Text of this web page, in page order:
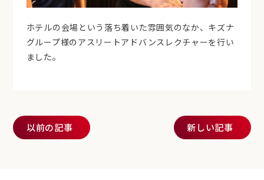
ホテルの会場という落ち着いた雰囲気のなか、キズナ
グループ様のアスリートアドバンスレクチャーを行い
ました。
以前の記事 新しい記事